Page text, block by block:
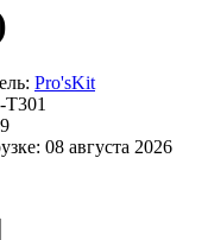
Pro'sKit
08 августа 2026